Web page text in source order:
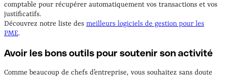
comptable pour récupérer automatiquement vos transactions et vos
justificatifs.
Découvrez notre liste des meilleurs logiciels de gestion pour les
PME.
Avoir les bons outils pour soutenir son activité
Comme beaucoup de chefs d’entreprise, vous souhaitez sans doute